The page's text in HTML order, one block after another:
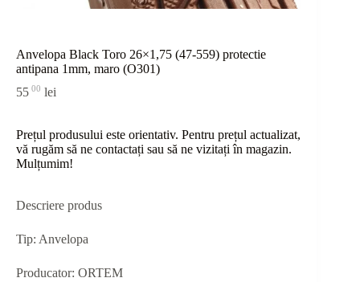
Anvelopa Black Toro 26×1,75 (47-559) protectie
antipana 1mm, maro (O301)
55 00 lei
Prețul produsului este orientativ. Pentru prețul actualizat,
vă rugăm să ne contactați sau să ne vizitați în magazin.
Mulțumim!
Descriere produs
Tip: Anvelopa
Producator: ORTEM